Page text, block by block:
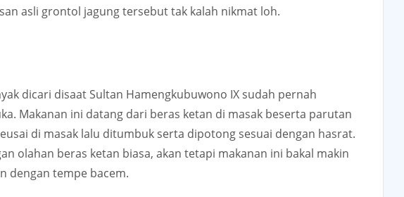
asli grontol jagung tersebut tak kalah nikmat loh.
dicari disaat Sultan Hamengkubuwono IX sudah pernah
Makanan ini datang dari beras ketan di masak beserta parutan
di masak lalu ditumbuk serta dipotong sesuai dengan hasrat.
olahan beras ketan biasa, akan tetapi makanan ini bakal makin
dengan tempe bacem.